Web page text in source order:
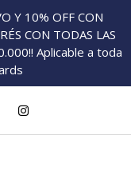
Y 10% OFF CON
CON TODAS LAS
Aplicable a toda